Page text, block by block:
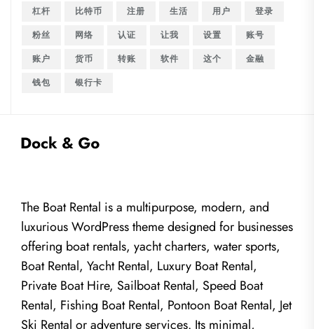
杠杆
比特币 注册 生活 用户
登录
粉丝
网络 认证 让我 设置
账号
账户
货币 转账 软件 这个
金融
钱包
银行卡
The Boat Rental is a multipurpose, modern, and
luxurious WordPress theme designed for businesses
offering boat rentals, yacht charters, water sports,
Boat Rental, Yacht Rental, Luxury Boat Rental,
Private Boat Hire, Sailboat Rental, Speed Boat
Rental, Fishing Boat Rental, Pontoon Boat Rental, Jet
Ski Rental or adventure services. Its minimal,